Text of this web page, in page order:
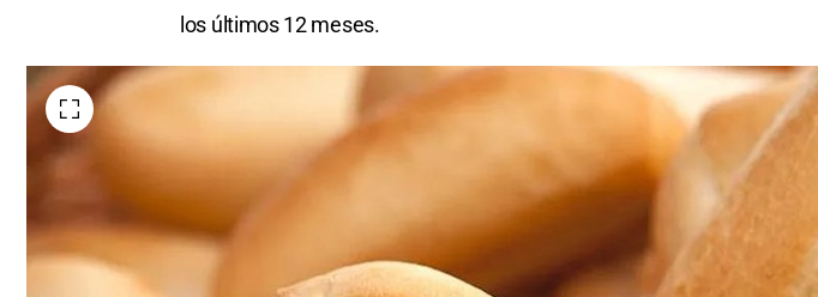
los últimos 12 meses.